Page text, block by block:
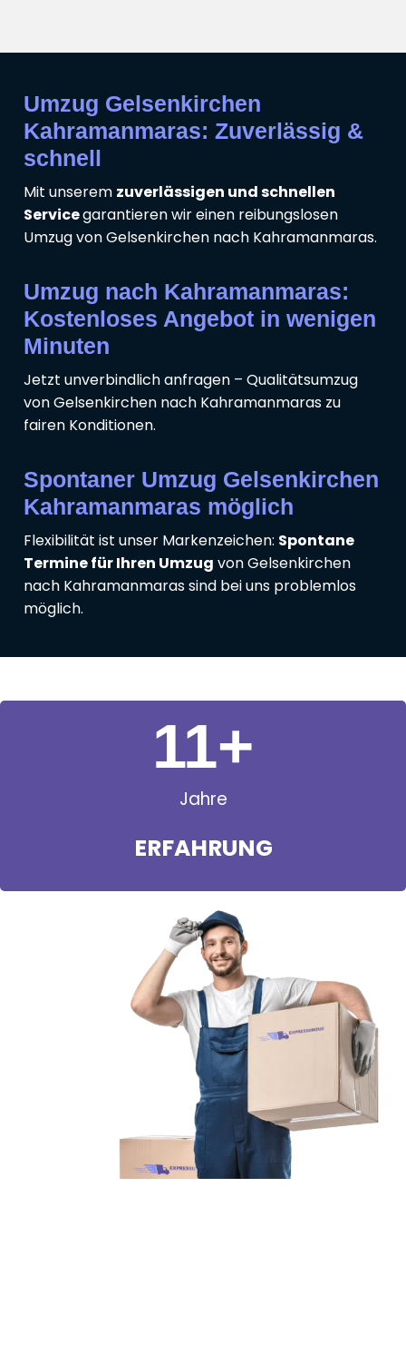
Umzug Gelsenkirchen
Kahramanmaras: Zuverlässig &
schnell
Mit unserem zuverlässigen und schnellen
Servicegarantieren wir einen reibungslosen
Umzug von Gelsenkirchen nach Kahramanmaras.
Umzug nach Kahramanmaras:
Kostenloses Angebot in wenigen
Minuten
Jetzt unverbindlich anfragen – Qualitätsumzug
von Gelsenkirchen nach Kahramanmaras zu
fairen Konditionen.
Spontaner Umzug Gelsenkirchen
Kahramanmaras möglich
Flexibilität ist unser Markenzeichen: Spontane
Termine für Ihren Umzug von Gelsenkirchen
nach Kahramanmaras sind bei uns problemlos
möglich.
Jahre
ERFAHRUNG
11+